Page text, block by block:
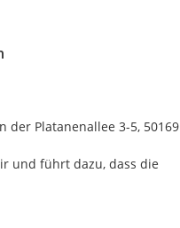
Platanenallee 3-5, 50169
und führt dazu, dass die